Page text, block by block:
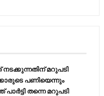
മറുപടി
പണിയെന്നും
തന്നെ മറുപടി